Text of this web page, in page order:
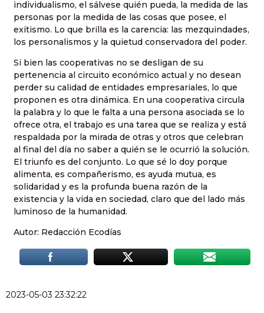
individualismo, el sálvese quién pueda, la medida de las
personas por la medida de las cosas que posee, el
exitismo. Lo que brilla es la carencia: las mezquindades,
los personalismos y la quietud conservadora del poder.
Si bien las cooperativas no se desligan de su
pertenencia al circuito económico actual y no desean
perder su calidad de entidades empresariales, lo que
proponen es otra dinámica. En una cooperativa circula
la palabra y lo que le falta a una persona asociada se lo
ofrece otra, el trabajo es una tarea que se realiza y está
respaldada por la mirada de otras y otros que celebran
al final del día no saber a quién se le ocurrió la solución.
El triunfo es del conjunto. Lo que sé lo doy porque
alimenta, es compañerismo, es ayuda mutua, es
solidaridad y es la profunda buena razón de la
existencia y la vida en sociedad, claro que del lado más
luminoso de la humanidad.
Autor: Redacción Ecodías
2023-05-03 23:32:22